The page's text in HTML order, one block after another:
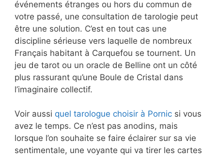
événements étranges ou hors du commun de
votre passé, une consultation de tarologie peut
être une solution. C’est en tout cas une
discipline sérieuse vers laquelle de nombreux
Français habitant à Carquefou se tournent. Un
jeu de tarot ou un oracle de Belline ont un côté
plus rassurant qu’une Boule de Cristal dans
l’imaginaire collectif.
Voir aussi quel tarologue choisir à Pornic si vous
avez le temps. Ce n’est pas anodins, mais
lorsque l’on souhaite se faire éclairer sur sa vie
sentimentale, une voyante qui va tirer les cartes